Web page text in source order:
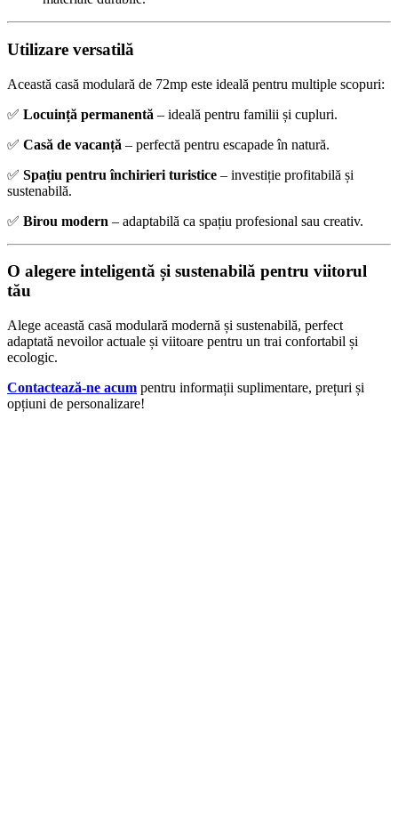
Utilizare versatilă
Această casă modulară de 72mp este ideală pentru multiple scopuri:
✅ Locuință permanentă – ideală pentru familii și cupluri.
✅ Casă de vacanță – perfectă pentru escapade în natură.
✅ Spațiu pentru închirieri turistice – investiție profitabilă și
sustenabilă.
✅ Birou modern – adaptabilă ca spațiu profesional sau creativ.
O alegere inteligentă și sustenabilă pentru viitorul
tău
Alege această casă modulară modernă și sustenabilă, perfect
adaptată nevoilor actuale și viitoare pentru un trai confortabil și
ecologic.
Contactează-ne acum pentru informații suplimentare, prețuri și
opțiuni de personalizare!